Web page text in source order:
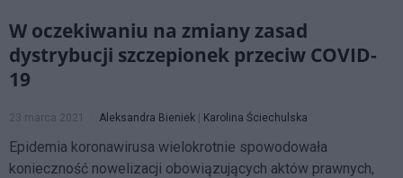
W oczekiwaniu na zmiany zasad
dystrybucji szczepionek przeciw COVID-
19
23 marca 2021 Aleksandra Bieniek Karolina Ściechulska
Epidemia koronawirusa wielokrotnie spowodowała
konieczność nowelizacji obowiązujących aktów prawnych,